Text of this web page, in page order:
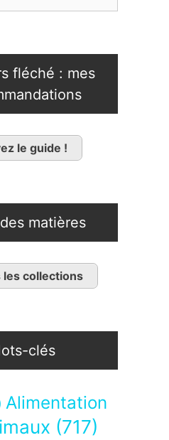
fléché : mes
le guide !
matières
les collections
clés
Alimentation
(717)